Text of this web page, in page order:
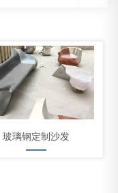
玻璃钢定制沙发